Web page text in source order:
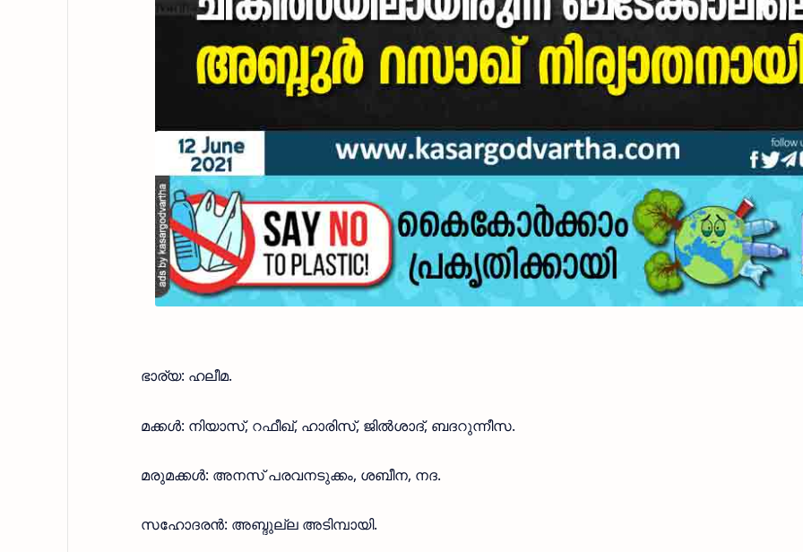
ഭാര്യ: ഹലീമ.
മക്കൾ: നിയാസ്, റഫീഖ്, ഹാരിസ്, ജിൽശാദ്‌, ബദറുന്നീസ.
മരുമക്കൾ: അനസ് പരവനടുക്കം, ശബീന, നദ.
സഹോദരൻ: അബ്ദുല്ല അടിമ്പായി.